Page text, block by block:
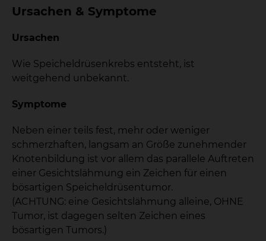
Ursachen & Symptome
Ursachen
Wie Speicheldrüsenkrebs entsteht, ist
weitgehend unbekannt.
Symptome
Neben einer teils fest, mehr oder weniger
schmerzhaften, langsam an Größe zunehmender
Knotenbildung ist vor allem das parallele Auftreten
einer Gesichtslähmung ein Zeichen für einen
bösartigen Speicheldrüsentumor.
(ACHTUNG: eine Gesichtslähmung alleine, OHNE
Tumor, ist dagegen selten Zeichen eines
bösartigen Tumors.)